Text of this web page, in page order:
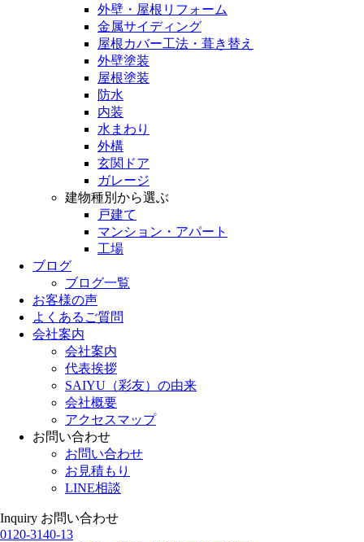
外壁・屋根リフォーム
金属サイディング
屋根カバー工法・葺き替え
外壁塗装
屋根塗装
防水
内装
水まわり
外構
玄関ドア
ガレージ
建物種別から選ぶ
戸建て
マンション・アパート
工場
ブログ
ブログ一覧
お客様の声
よくあるご質問
会社案内
会社案内
代表挨拶
SAIYU（彩友）の由来
会社概要
アクセスマップ
お問い合わせ
お問い合わせ
お見積もり
LINE相談
Inquiry お問い合わせ
0120-3140-13